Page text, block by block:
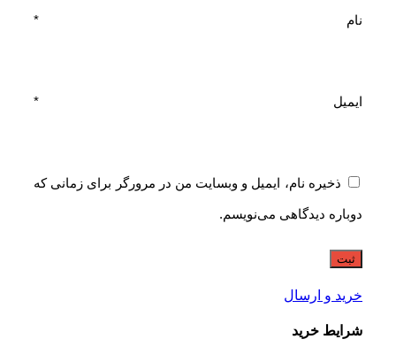
نام *
ایمیل *
ذخیره نام، ایمیل و وبسایت من در مرورگر برای زمانی که
دوباره دیدگاهی می‌نویسم.
خرید و ارسال
شرایط خرید